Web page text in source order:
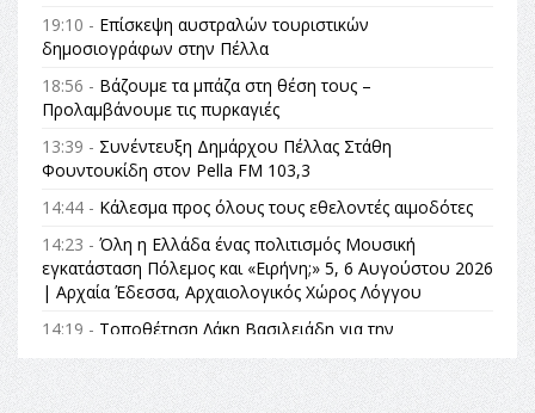
19:10 - Επίσκεψη αυστραλών τουριστικών
δημοσιογράφων στην Πέλλα
18:56 - Βάζουμε τα μπάζα στη θέση τους –
Προλαμβάνουμε τις πυρκαγιές
13:39 - Συνέντευξη Δημάρχου Πέλλας Στάθη
Φουντουκίδη στον Pella FM 103,3
14:44 - Κάλεσμα προς όλους τους εθελοντές αιμοδότες
14:23 - Όλη η Ελλάδα ένας πολιτισμός Μουσική
εγκατάσταση Πόλεμος και «Ειρήνη;» 5, 6 Αυγούστου 2026
| Αρχαία Έδεσσα, Αρχαιολογικός Χώρος Λόγγου
14:19 - Τοποθέτηση Λάκη Βασιλειάδη για την
Αναθεώρηση του Συντάγματος: «Σε τέτοιες κορυφαίες
θεσμικές διαδικασίες υπάρχει μόνο η ευθύνη απέναντι
στις επόμενες γενιές»